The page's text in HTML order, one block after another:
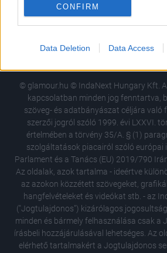
I want to allow Google to enable
device identifiers in apps.
I want to allow Google to enable
related to personalization.
I want to allow Google to enable
related to security, including
functionality and fraud prevention,
user protection.
CONFIRM
Data Deletion Data Access
Németország
Anglia
Bulgária
© glamour.hu © IndaNext Hungary Kft.
kapcsolatban minden jog fenntartva,
szöveg- és adatbányászat céljára való
szerzői jogról szóló 1999. évi LXXVI.
értelmében a törvény 35/A. § (1)
szolgáltatások piacairól szóló európai
Parlament és a Tanács (EU) 2019/790
Az oldalak, azok tartalma - ideértve
az azokon közzétett szövegeket,
hangfelvételeket és videókat stb. - az
("Jogtulajdonos") kizárólagos
minden és bármely felhasználása csak a
írásbeli hozzájárulásával lehetséges. Az
elérhető tartalmakért a Jogtulajdonos